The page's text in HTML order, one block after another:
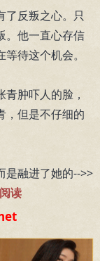
反叛之心。只
。他一直心存信
待这个机会。
肿吓人的脸，
，但是不仔细的
融进了她的-->>
读